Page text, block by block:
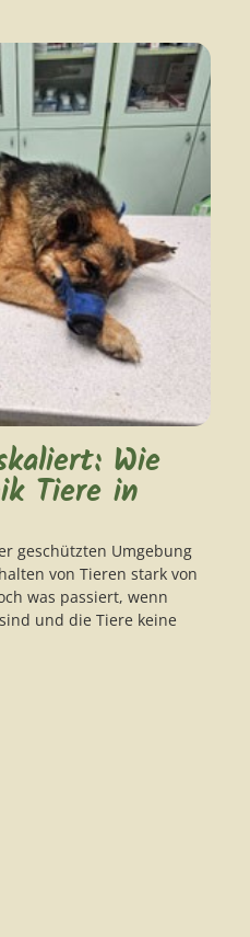
Wie
Tiere in
geschützten Umgebung
von Tieren stark von
was passiert, wenn
und die Tiere keine